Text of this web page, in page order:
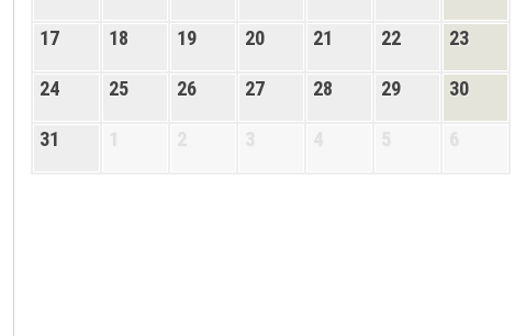
17 18 19 20 21 22 23
24 25 26 27 28 29 30
31